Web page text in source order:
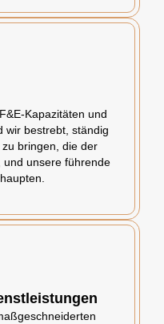
Kapazitäten und
wir bestrebt, ständig
bringen, die der
und unsere führende